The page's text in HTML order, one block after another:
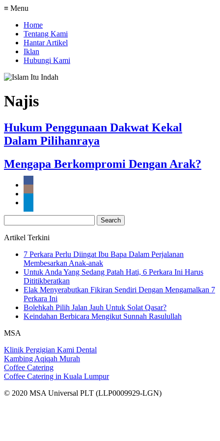
≡ Menu
Home
Tentang Kami
Hantar Artikel
Iklan
Hubungi Kami
Najis
Hukum Penggunaan Dakwat Kekal
Dalam Pilihanraya
Mengapa Berkompromi Dengan Arak?
for:
Artikel Terkini
7 Perkara Perlu Diingat Ibu Bapa Dalam Perjalanan
Membesarkan Anak-anak
Untuk Anda Yang Sedang Patah Hati, 6 Perkara Ini Harus
Dititikberatkan
Elak Menyerabutkan Fikiran Sendiri Dengan Mengamalkan 7
Perkara Ini
Bolehkah Pilih Jalan Jauh Untuk Solat Qasar?
Keindahan Berbicara Mengikut Sunnah Rasulullah
MSA
Klinik Pergigian Kami Dental
Kambing Aqiqah Murah
Coffee Catering
Coffee Catering in Kuala Lumpur
© 2020 MSA Universal PLT (LLP0009929-LGN)